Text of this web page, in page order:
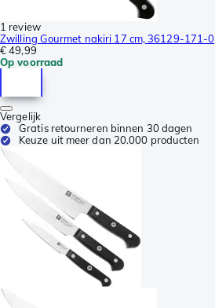
1 review
Zwilling Gourmet nakiri 17 cm, 36129-171-0
€ 49,99
Op voorraad
Vergelijk
Gratis retourneren binnen 30 dagen
Keuze uit meer dan 20.000 producten